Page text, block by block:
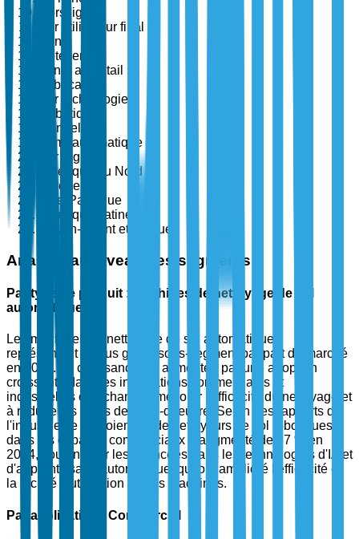
Hors ligne
Par utilisateur final
Santé
Hôtellerie
Vente au détail
Fabrication
Par technologie
Robotique
Manuelle
Semi-automatique
Par région
Amérique du Nord
Europe
Asie-Pacifique
Amérique Latine
Moyen-Orient et Afrique
Analyse au niveau des segments
Par type de produit : Machines de nettoyage de sol
automatiques
Les machines de nettoyage de sol automatiques
représentent le plus grand sous-segment par part de marché
en 2025. La croissance est alimentée par une adoption
croissante dans les installations commerciales et
industrielles cherchant à améliorer l'efficacité du nettoyage et
à réduire les coûts de main-d'œuvre. Selon des rapports de
l'industrie, le déploiement de nettoyeurs de sol robotiques
dans les espaces commerciaux a augmenté de 37 % en
2024, soutenu par les avancées dans les technologies d'IA et
d'apprentissage automatique, qui ont amélioré l'efficacité et
la facilité d'utilisation de ces machines.
Par application : Commercial